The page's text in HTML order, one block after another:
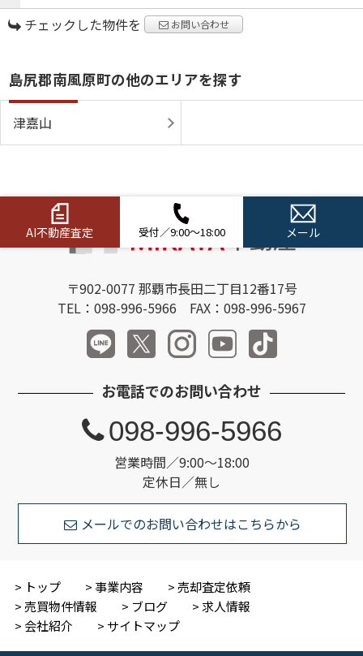
チェックした物件を お問い合わせ
島尻郡南風原町の他のエリアを探す
津嘉山
AI不動産査定 受付／9:00～18:00 メール
〒902-0077 那覇市長田二丁目12番17号
TEL：098-996-5966 FAX：098-996-5967
お電話でのお問い合わせ
営業時間／9:00～18:00
定休日／無し
098-996-5966
メールでのお問い合わせはこちらから
トップ 事業内容
売却査定依頼
売買物件情報
ブログ
求人情報
会社紹介
サイトマップ